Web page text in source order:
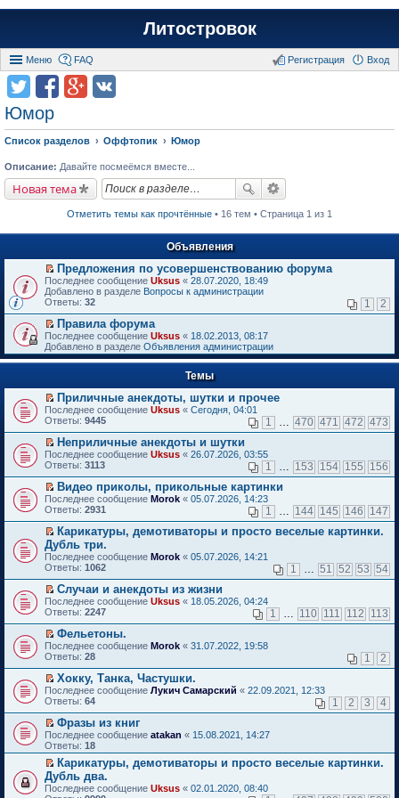
Литостровок
Меню FAQ Вход
Регистрация
Юмор
Список разделов Оффтопик Юмор
Описание: Давайте посмеёмся вместе...
Новая тема
Отметить темы как прочтённые • 16 тем • Страница 1 из 1
Объявления
П
е
р
й
т
и
к
п
в
о
м
у
н
е
п
р
о
ч
и
т
а
н
н
о
м
у
с
о
о
щ
н
и
ю
Предложения по усовершенствованию форума
Последнее сообщение Uksus « 28.07.2020, 18:49
Добавлено в разделе Вопросы к администрации
Ответы: 32 1 2
П
е
р
е
т
и
к
п
р
в
о
м
у
н
е
п
р
о
ч
и
т
а
н
н
о
м
у
с
о
б
щ
е
н
и
ю
Правила форума
Последнее сообщение Uksus « 18.02.2013, 08:17
Добавлено в разделе Объявления администрации
Темы
П
е
е
й
т
и
к
п
е
р
в
о
м
у
н
е
п
р
о
и
т
а
н
н
о
м
у
с
о
о
б
щ
е
н
и
Приличные анекдоты, шутки и прочее
Последнее сообщение Uksus « Сегодня, 04:01
Ответы: 9445 1 470 471 472 473
П
е
е
й
т
и
к
п
е
р
в
о
м
у
н
е
п
р
о
и
т
а
н
н
о
м
у
с
о
о
б
Неприличные анекдоты и шутки
Последнее сообщение Uksus « 26.07.2026, 03:55
Ответы: 3113 1 153 154 155 156
П
е
е
й
т
и
к
п
е
р
в
о
м
у
н
е
п
р
о
и
т
а
н
н
о
м
у
Видео приколы, прикольные картинки
Последнее сообщение Morok « 05.07.2026, 14:23
Ответы: 2931 1 144 145 146 147
П
е
р
е
й
т
и
к
п
е
р
в
о
м
у
н
е
п
р
о
ч
и
т
а
Карикатуры, демотиваторы и просто веселые картинки.
Дубль три.
Последнее сообщение Morok « 05.07.2026, 14:21
Ответы: 1062 1 51 52 53 54
П
е
е
т
и
к
п
е
р
в
о
м
у
н
е
п
р
Случаи и анекдоты из жизни
Последнее сообщение Uksus « 18.05.2026, 04:24
Ответы: 2247 1 110 111 112 113
П
е
е
й
т
и
к
п
е
р
в
м
у
Фельетоны.
Последнее сообщение Morok « 31.07.2022, 19:58
Ответы: 28 1 2
П
е
е
т
и
п
е
р
Хокку, Танка, Частушки.
Последнее сообщение Лукич Самарский « 22.09.2021, 12:33
Ответы: 64 1 2 3 4
П
е
р
е
й
т
и
Фразы из книг
Последнее сообщение atakan « 15.08.2021, 14:27
Ответы: 18
П
е
р
Карикатуры, демотиваторы и просто веселые картинки.
Дубль два.
Последнее сообщение Uksus « 02.01.2020, 08:40